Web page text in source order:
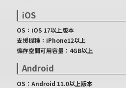
iOS
OS：iOS 17以上版本
支援機種：iPhone12以上
儲存空間可用容量：4GB以上
Android
OS：Android 11.0以上版本